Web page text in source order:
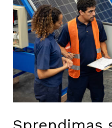
lauko
renginiams-
Mobili
saulės
elektrinė